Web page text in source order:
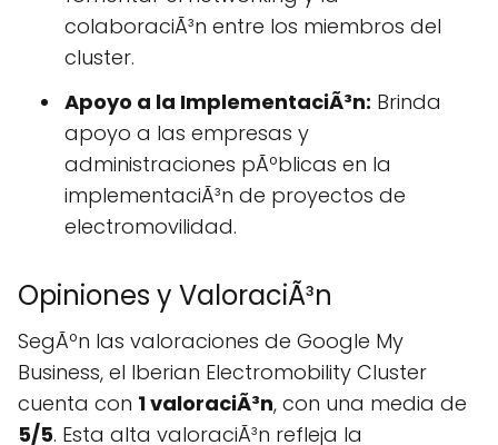
colaboraciÃ³n entre los miembros del
cluster.
Apoyo a la ImplementaciÃ³n: Brinda
apoyo a las empresas y
administraciones pÃºblicas en la
implementaciÃ³n de proyectos de
electromovilidad.
Opiniones y ValoraciÃ³n
SegÃºn las valoraciones de Google My
Business, el Iberian Electromobility Cluster
cuenta con 1 valoraciÃ³n, con una media de
5/5. Esta alta valoraciÃ³n refleja la